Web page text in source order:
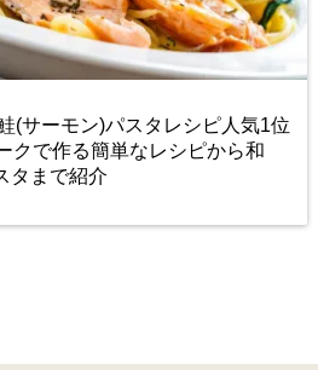
(サーモン)パスタレシピ人気1位
クで作る簡単なレシピから和
タまで紹介